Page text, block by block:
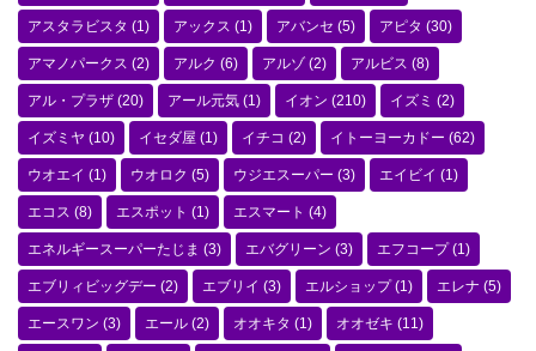
アスタラビスタ (1) アックス (1) アバンセ (5) アピタ (30)
アマノパークス (2) アルク (6) アルゾ(2) アルビス (8)
アル・プラザ (20) アール元気 (1) イオン (210) イズミ (2)
イズミヤ (10) イセダ屋 (1) イチコ (2) イトーヨーカドー (62)
ウオエイ (1) ウオロク (5) ウジエスーパー (3) エイビイ (1)
エコス (8) エスポット (1) エスマート (4)
エネルギースーパーたじま (3) エバグリーン (3) エフコープ(1)
エブリィビッグデー (2) エブリイ (3) エルショップ(1) エレナ (5)
エースワン (3) エール (2) オオキタ (1) オオゼキ (11)